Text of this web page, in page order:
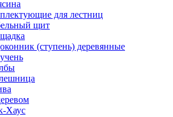
для лестниц
щит
(ступень) деревянные
Хаус